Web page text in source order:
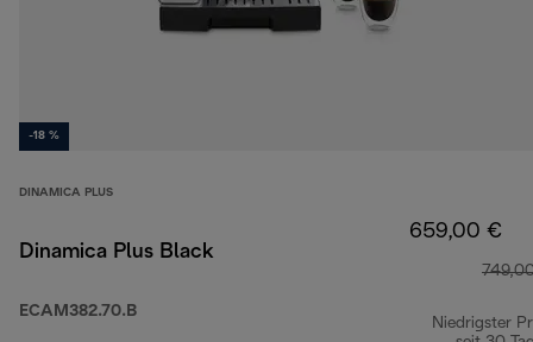
-18 %
DINAMICA PLUS
Dinamica Plus Black
ECAM382.70.B
659,00 €
Niedrigster